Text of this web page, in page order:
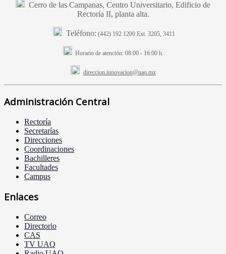
Cerro de las Campanas, Centro Universitario, Edificio de
Rectoría II, planta alta.
Teléfono: (442) 192 1200 Ext. 3205, 3411
Horario de atención:08:00 - 16:00 h.
direccion.innovacion@uaq.mx
Administración Central
Rectoría
Secretarías
Direcciones
Coordinaciones
Bachilleres
Facultades
Campus
Enlaces
Correo
Directorio
CAS
TV UAQ